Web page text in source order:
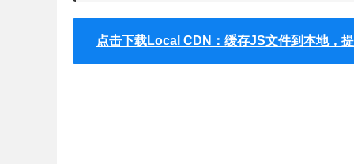
效能，这些服务多由世界级企业提供，例如：
点击下载Local CDN：缓存JS文件到本地，